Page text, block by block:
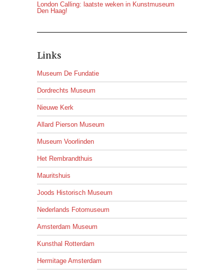
London Calling: laatste weken in Kunstmuseum
Den Haag!
Links
Museum De Fundatie
Dordrechts Museum
Nieuwe Kerk
Allard Pierson Museum
Museum Voorlinden
Het Rembrandthuis
Mauritshuis
Joods Historisch Museum
Nederlands Fotomuseum
Amsterdam Museum
Kunsthal Rotterdam
Hermitage Amsterdam